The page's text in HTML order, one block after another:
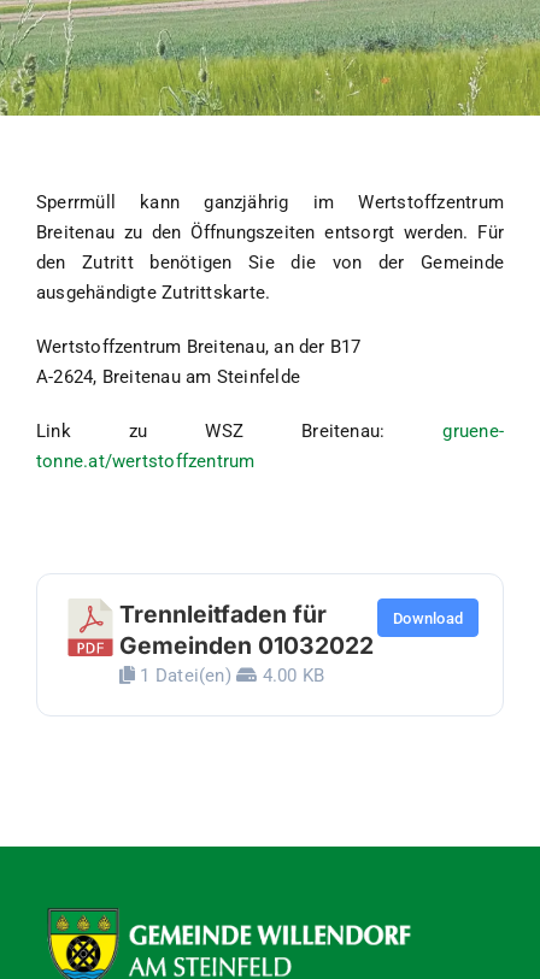
Unsere Gemeinde
Aktuelles
Sperrmüll kann ganzjährig im Wertstoffzentrum
Breitenau zu den Öffnungszeiten entsorgt werden. Für
den Zutritt benötigen Sie die von der Gemeinde
ausgehändigte Zutrittskarte.
Wertstoffzentrum Breitenau, an der B17
A-2624, Breitenau am Steinfelde
Link zu WSZ Breitenau:gruene-
tonne.at/wertstoffzentrum
Trennleitfaden für
Gemeinden 01032022
1 Datei(en) 4.00 KB
Download